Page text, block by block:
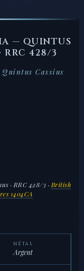
— QUINTUS
RRC 428/3
Quintus Cassius
· RRC 428/3 · British
1404CA
MÉTAL
Argent